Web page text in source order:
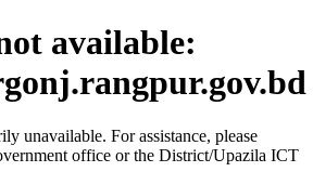
available:
unavailable. For assistance, please
office or the District/Upazila ICT